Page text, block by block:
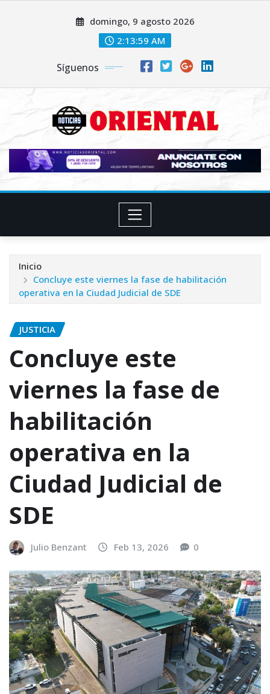
domingo, 9 agosto 2026
2:14:00 AM
Síguenos
Inicio
Concluye este viernes la fase de habilitación
operativa en la Ciudad Judicial de SDE
JUSTICIA
Concluye este
viernes la fase de
habilitación
operativa en la
Ciudad Judicial de
SDE
Julio Benzant Feb 13, 2026 0